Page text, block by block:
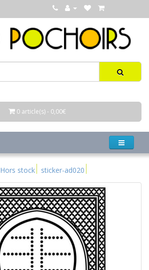
0 article(s) - 0,00€
Hors stock sticker-ad020